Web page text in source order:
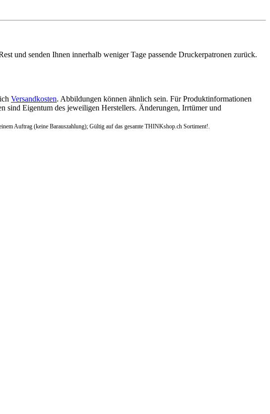
und senden Ihnen innerhalb weniger Tage passende Druckerpatronen zurück.
Versandkosten. Abbildungen können ähnlich sein. Für Produktinformationen
Eigentum des jeweiligen Herstellers. Änderungen, Irrtümer und
Auftrag (keine Barauszahlung); Gültig auf das gesamte THINKshop.ch Sortiment!.